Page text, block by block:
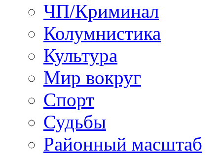
ЧП/Криминал
Колумнистика
Культура
Мир вокруг
Спорт
Судьбы
Районный масштаб